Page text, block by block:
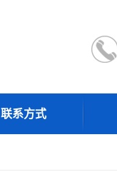
联系方式